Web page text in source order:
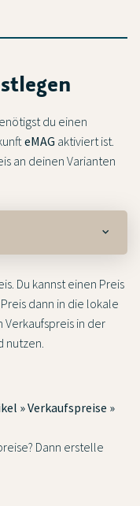
du einen
eMAG aktiviert ist.
an deinen Varianten
Du kannst einen Preis
dann in die lokale
Verkaufspreis in der
nutzen.
» Verkaufspreise »
Dann erstelle